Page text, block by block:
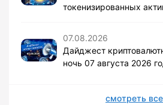
токенизированных
07.08.2026
Дайджест
ночь 07 августа 2026
смотреть все